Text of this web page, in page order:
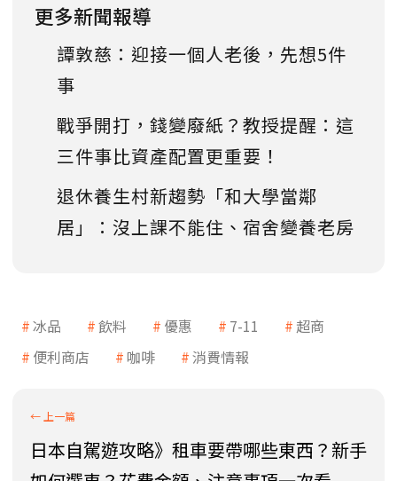
更多新聞報導
譚敦慈：迎接一個人老後，先想5件
事
戰爭開打，錢變廢紙？教授提醒：這
三件事比資產配置更重要！
退休養生村新趨勢「和大學當鄰
居」：沒上課不能住、宿舍變養老房
冰品 飲料 優惠 7-11
超商
便利商店
咖啡 消費情報
日本自駕遊攻略》租車要帶哪些東西？新手